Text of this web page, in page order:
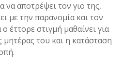
να αποτρέψει τον γιο της,
με την παρανομία και τον
έττορε στιγμή μαθαίνει για
του και η κατάσταση